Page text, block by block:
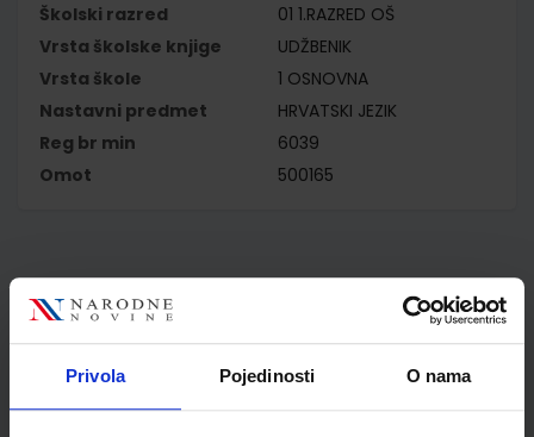
Privola Pojedinosti O nama
Školski razred
01 1.RAZRED OŠ
Vrsta školske knjige
UDŽBENIK
Vrsta škole
1 OSNOVNA
Nastavni predmet
HRVATSKI JEZIK
Reg br min
6039
Omot
500165
Kupci najčešće biraju..